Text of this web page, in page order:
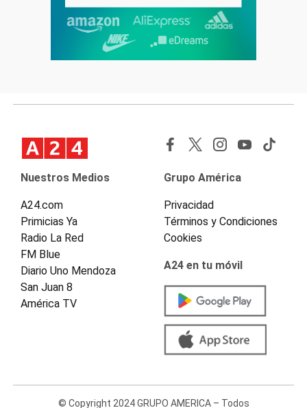
Nuestros Medios
A24.com
Primicias Ya
Radio La Red
FM Blue
Diario Uno Mendoza
San Juan 8
América TV
Grupo América
Privacidad
Términos y Condiciones
Cookies
A24 en tu móvil
© Copyright 2024 GRUPO AMERICA – Todos